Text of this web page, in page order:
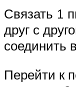
Связать 1
друг с
соединить
Перейти к